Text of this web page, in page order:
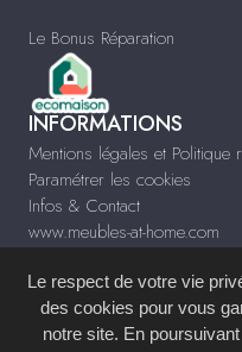
Le Bonus Réparation
INFORMATIONS
Mentions légales et Politique
Paramétrer les cookies
Infos & Contact
www.meubles-at-home.com
Site réalisé avec leSystème de
Le respect de votre vie
des cookies pour vous
notre site. En